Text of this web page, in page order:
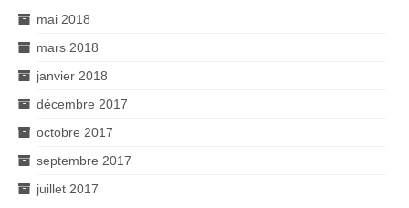
mai 2018
mars 2018
janvier 2018
décembre 2017
octobre 2017
septembre 2017
juillet 2017